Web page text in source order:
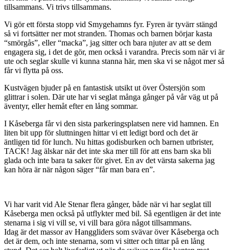
tillsammans. Vi trivs tillsammans.
Vi gör ett första stopp vid Smygehamns fyr. Fyren är tyvärr stängd
så vi fortsätter ner mot stranden. Thomas och barnen börjar kasta
“smörgås”, eller “macka”, jag sitter och bara njuter av att se dem
engagera sig, i det de gör, men också i varandra. Precis som när vi är
ute och seglar skulle vi kunna stanna här, men ska vi se något mer så
får vi flytta på oss.
Kustvägen bjuder på en fantastisk utsikt ut över Östersjön som
glittrar i solen. Där ute har vi seglat många gånger på vår väg ut på
äventyr, eller hemåt efter en lång sommar.
I Kåseberga får vi den sista parkeringsplatsen nere vid hamnen. En
liten bit upp för sluttningen hittar vi ett ledigt bord och det är
äntligen tid för lunch. Nu hittas godisburken och barnen utbrister,
TACK! Jag älskar när det inte ska mer till för att ens barn ska bli
glada och inte bara ta saker för givet. En av det värsta sakerna jag
kan höra är när någon säger “får man bara en”.
Vi har varit vid Ale Stenar flera gånger, både när vi har seglat till
Kåseberga men också på utflykter med bil. Så egentligen är det inte
stenarna i sig vi vill se, vi vill bara göra något tillsammans.
Idag är det massor av Hanggliders som svävar över Kåseberga och
det är dem, och inte stenarna, som vi sitter och tittar på en lång